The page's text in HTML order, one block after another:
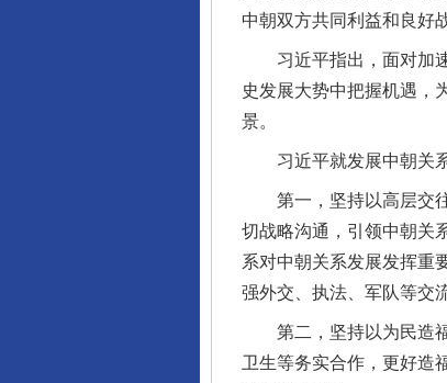
中朝双方共同利益和良好
习近平指出，面对加速
史发展大势中把握机遇，
景。
习近平就发展中朝关系
第一，坚持以高层交往
切战略沟通，引领中朝关
系对中朝关系发展发挥重
强外交、执法、军队等交
第二，坚持以为民造福
卫生等务实合作，更好造